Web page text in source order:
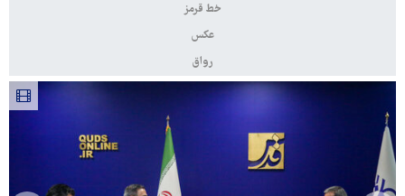
خط قرمز
عکس
رواق